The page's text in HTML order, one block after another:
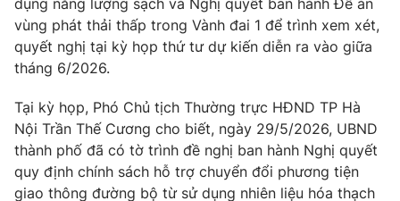
Thị trường
Tư vấn
Chuyên mục khác
Emagazine Podcast
Photo Infographic
vùng phát thải thấp trong Vành đai 1 để trình xem xét,
quyết nghị tại kỳ họp thứ tư dự kiến diễn ra vào giữa
tháng 6/2026.
Tại kỳ họp, Phó Chủ tịch Thường trực HĐND TP Hà
Nội Trần Thế Cương cho biết, ngày 29/5/2026, UBND
thành phố đã có tờ trình đề nghị ban hành Nghị quyết
quy định chính sách hỗ trợ chuyển đổi phương tiện
giao thông đường bộ từ sử dụng nhiên liệu hóa thạch